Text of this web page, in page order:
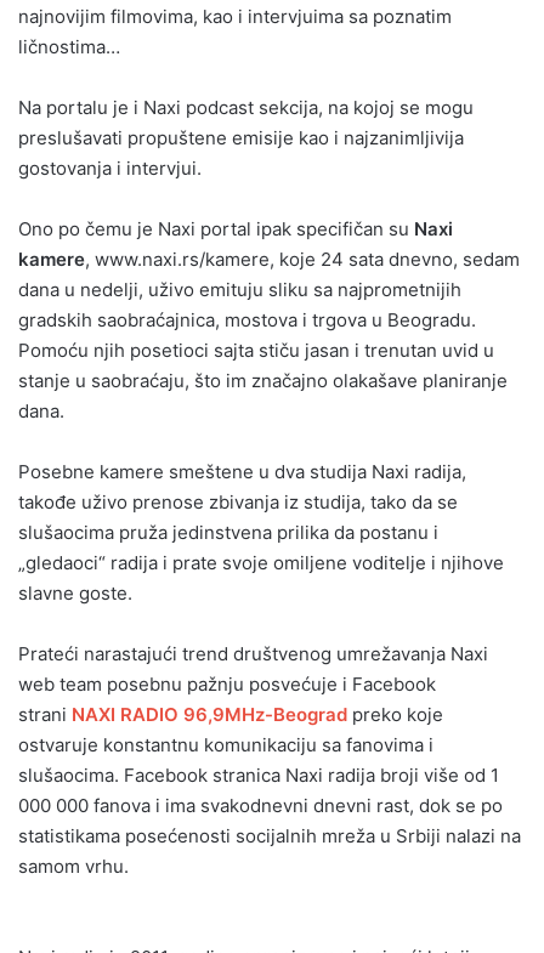
najnovijim filmovima, kao i intervjuima sa poznatim
ličnostima…
Na portalu je i Naxi podcast sekcija, na kojoj se mogu
preslušavati propuštene emisije kao i najzanimljivija
gostovanja i intervjui.
Ono po čemu je Naxi portal ipak specifičan su Naxi
kamere, www.naxi.rs/kamere, koje 24 sata dnevno, sedam
dana u nedelji, uživo emituju sliku sa najprometnijih
gradskih saobraćajnica, mostova i trgova u Beogradu.
Pomoću njih posetioci sajta stiču jasan i trenutan uvid u
stanje u saobraćaju, što im značajno olakašave planiranje
dana.
Posebne kamere smeštene u dva studija Naxi radija,
takođe uživo prenose zbivanja iz studija, tako da se
slušaocima pruža jedinstvena prilika da postanu i
„gledaoci“ radija i prate svoje omiljene voditelje i njihove
slavne goste.
Prateći narastajući trend društvenog umrežavanja Naxi
web team posebnu pažnju posvećuje i Facebook
strani NAXI RADIO 96,9MHz-Beograd preko koje
ostvaruje konstantnu komunikaciju sa fanovima i
slušaocima. Facebook stranica Naxi radija broji više od 1
000 000 fanova i ima svakodnevni dnevni rast, dok se po
statistikama posećenosti socijalnih mreža u Srbiji nalazi na
samom vrhu.